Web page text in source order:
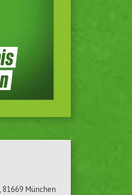
81669 München